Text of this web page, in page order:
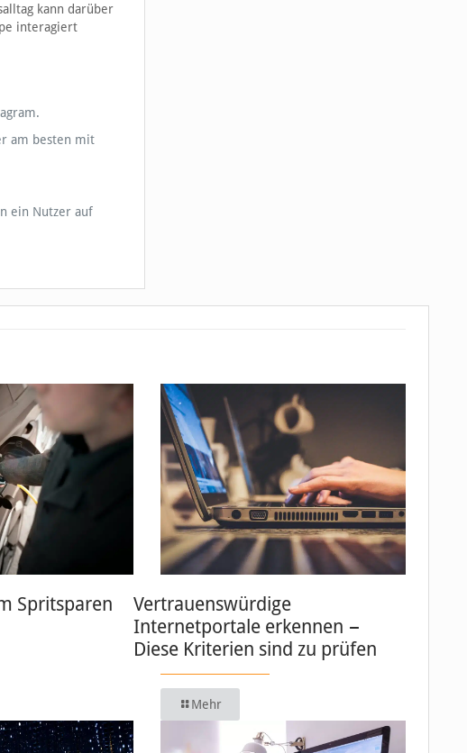
kann darüber
interagiert
am besten mit
ein Nutzer auf
Spritsparen
Vertrauenswürdige
Internetportale erkennen −
Diese Kriterien sind zu prüfen
Mehr